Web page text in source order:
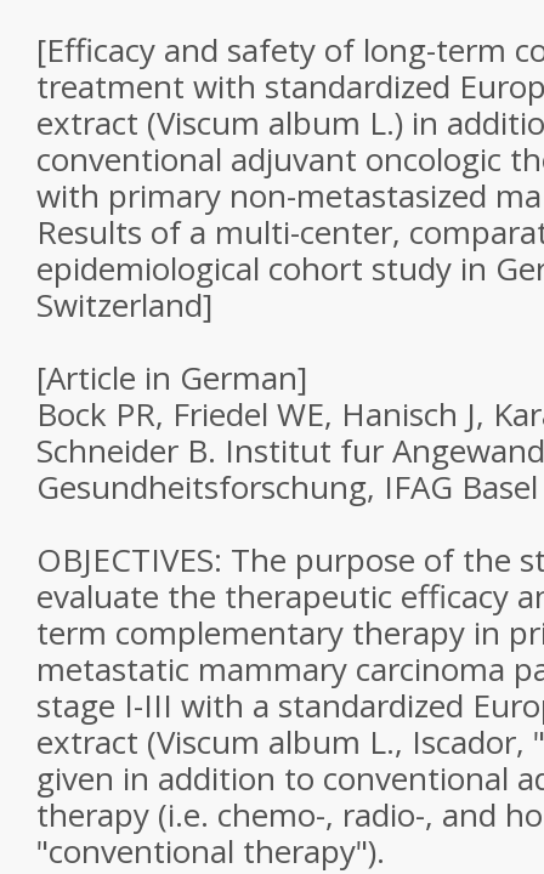
[Efficacy and safety of long-term
treatment with standardized
extract (Viscum album L.) in
conventional adjuvant oncologic
with primary non-metastasized
Results of a multi-center,
epidemiological cohort study in
Switzerland]
[Article in German]
Bock PR, Friedel WE, Hanisch J,
Schneider B. Institut fur
Gesundheitsforschung, IFAG
OBJECTIVES: The purpose of the
evaluate the therapeutic efficacy
term complementary therapy in
metastatic mammary carcinoma
stage I-III with a standardized
extract (Viscum album L.,
given in addition to conventional
therapy (i.e. chemo-, radio-, and
"conventional therapy").